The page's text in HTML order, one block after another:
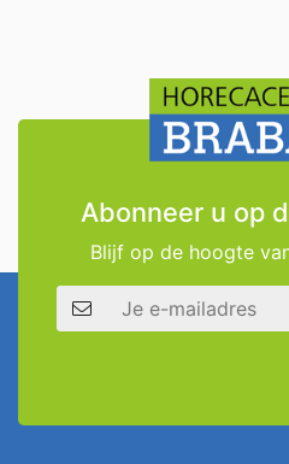
Abonneer u op
Blijf op de hoogte
E-mailadres